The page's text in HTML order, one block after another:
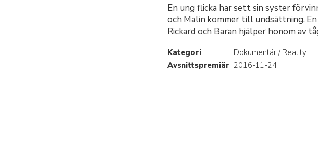
En ung flicka har sett sin syster
och Malin kommer till undsättning.
Rickard och Baran hjälper honom av
Kategori
Dokumentär / Reality
Avsnittspremiär 2016-11-24